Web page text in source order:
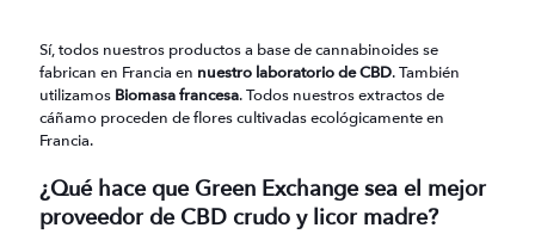
Sí, todos nuestros productos a base de cannabinoides se
fabrican en Francia en nuestro laboratorio de CBD. También
utilizamos Biomasa francesa. Todos nuestros extractos de
cáñamo proceden de flores cultivadas ecológicamente en
Francia.
¿Qué hace que Green Exchange sea el mejor
proveedor de CBD crudo y licor madre?